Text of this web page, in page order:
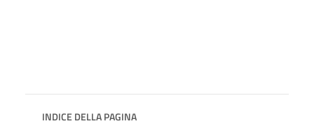
INDICE DELLA PAGINA